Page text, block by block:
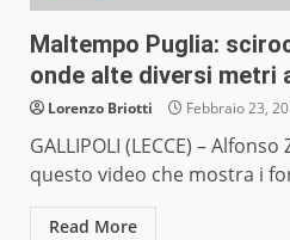
Maltempo Puglia:
onde alte diversi metri
Lorenzo Briotti Febbraio 23,
GALLIPOLI (LECCE) –
questo video che mostra i
Read More